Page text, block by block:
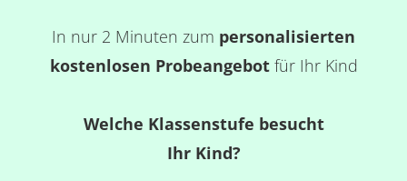
In nur 2 Minuten zum personalisierten
kostenlosen Probeangebotfür Ihr Kind
Welche Klassenstufe besucht
Ihr Kind?